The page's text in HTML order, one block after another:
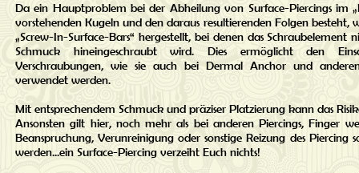
Da ein Hauptproblem bei der Abheilung von Surface-Piercings im
vorstehenden Kugeln und den daraus resultierenden Folgen besteht,
„Screw-In-Surface-Bars“ hergestellt, bei denen das Schraubelement
Schmuck hineingeschraubt wird. Dies ermöglicht den
Verschraubungen, wie sie auch bei Dermal Anchor und
verwendet werden.
Mit entsprechendem Schmuck und präziser Platzierung kann das
Ansonsten gilt hier, noch mehr als bei anderen Piercings, Finger
Beanspruchung, Verunreinigung oder sonstige Reizung des Piercing
werden...ein Surface-Piercing verzeiht Euch nichts!